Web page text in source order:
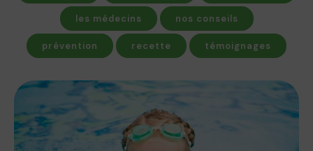
les médecins nos conseils
prévention recette témoignages